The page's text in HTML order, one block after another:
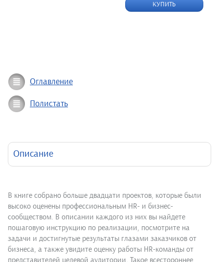
КУПИТЬ
Оглавление
Полистать
Описание
В книге собрано больше двадцати проектов, которые были
высоко оценены профессиональным HR- и бизнес-
сообществом. В описании каждого из них вы найдете
пошаговую инструкцию по реализации, посмотрите на
задачи и достигнутые результаты глазами заказчиков от
бизнеса, а также увидите оценку работы HR-команды от
представителей целевой аудитории. Такое всестороннее